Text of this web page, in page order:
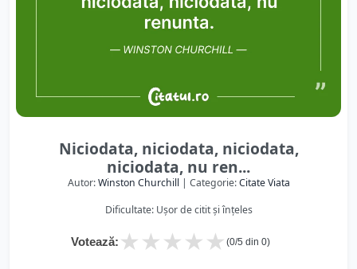
Niciodata, niciodata, niciodata,
niciodata, nu ren...
Autor:Winston Churchill| Categorie:Citate Viata
Dificultate: Ușor de citit și înțeles
Votează: ★
★
★
★
★ (0/5 din 0)